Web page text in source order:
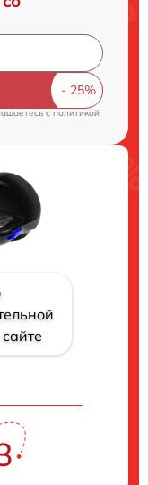
cполитикой